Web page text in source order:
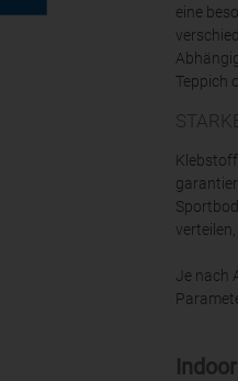
eine
Teppich
Je nach
Indoor